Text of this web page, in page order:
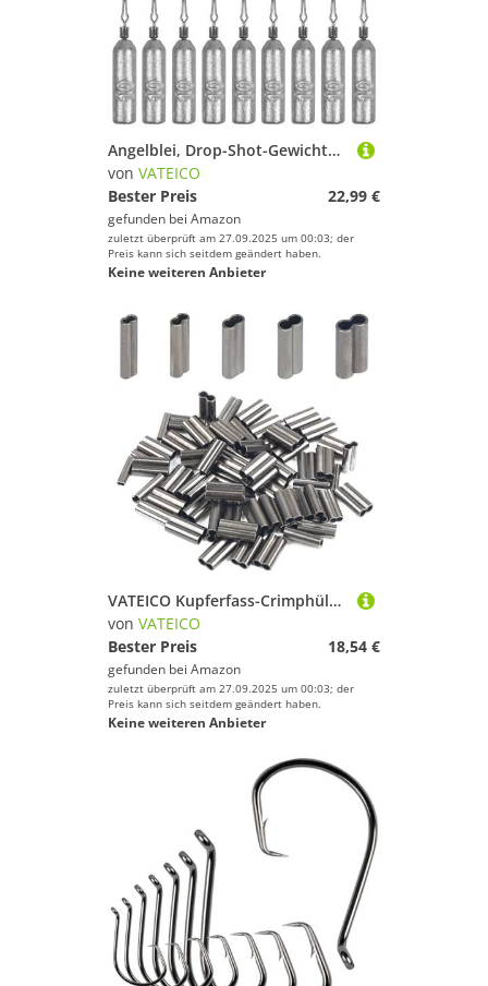
Angelblei, Drop-Shot-Gewichte mit rollenden Drehgelenken, Blei, schmal, Bleistiftform, Angeln, Driftgewicht, Barsch, rechter Zylinder, Abnehmbarer Catfishing (0,9 g – 30 Stück)
von VATEICO
Bester Preis
22,99 €
gefunden bei Amazon
zuletzt überprüft am 27.09.2025 um 00:03; der
Preis kann sich seitdem geändert haben.
Keine weiteren Anbieter
VATEICO Kupferfass-Crimphülsen, Einzel- oder Doppelfass-Kupferhülsen, Drahtseil, Angelschnur, Rohrverbinder, Mono-Vorfach-Crimps, Größe doppelt 2,4 mm
von VATEICO
Bester Preis
18,54 €
gefunden bei Amazon
zuletzt überprüft am 27.09.2025 um 00:03; der
Preis kann sich seitdem geändert haben.
Keine weiteren Anbieter